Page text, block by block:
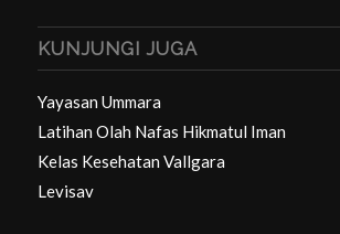
KUNJUNGI JUGA
Yayasan Ummara
Latihan Olah Nafas Hikmatul Iman
Kelas Kesehatan Vallgara
Levisav